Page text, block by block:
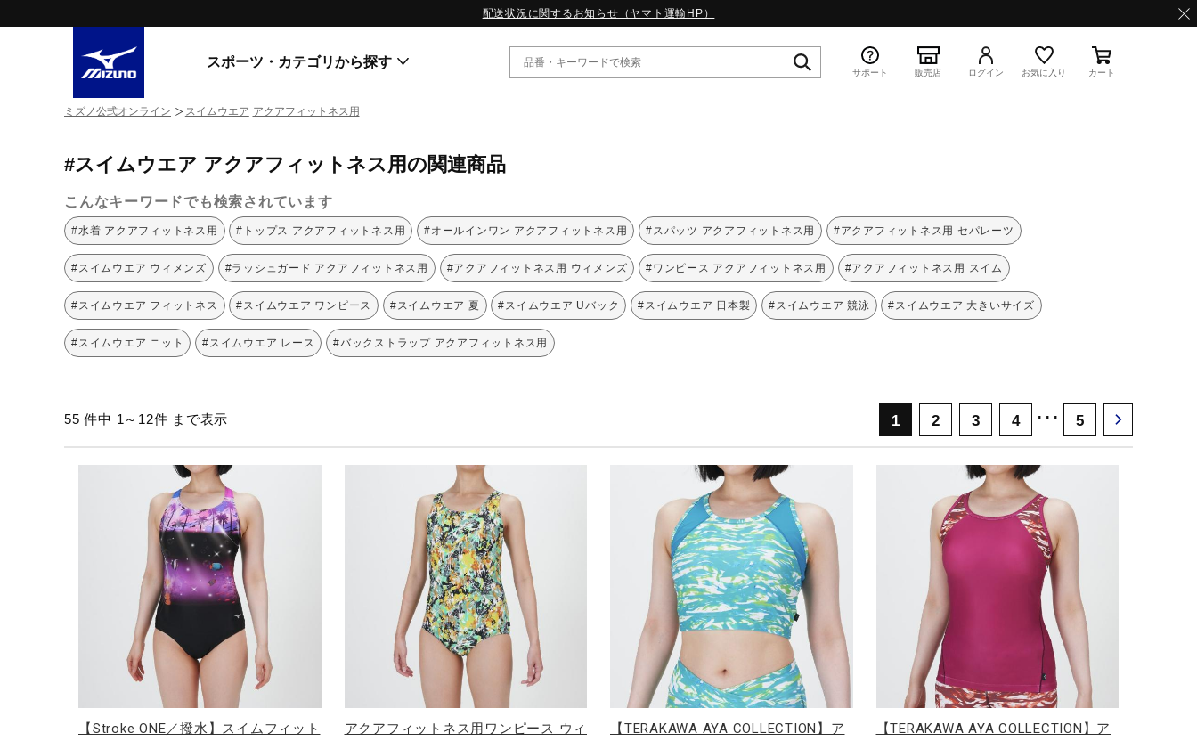
配送状況に関するお知らせ（ヤマト運輸HP）
スポーツ・カテゴリから探す
ライフスタイルウエア
ランニング
サッカー／フットサル
野球
スイム
テニス／ソフトテニス
ウィンタースポーツ
ワーキング
ウォーキングシューズ
ライフスタイルグッズ
WAVE PROPHECY
MORELIA LS
WAVE RIDER
MXR
ゴアテックス
コラボレーション
その他シリーズ
W.PROPHECY1｜特集
WP MAGIC MITA｜特集
WP STRAP｜特集
スペシャルカラーパック｜特集
WP STRAP 2｜特集
マーガレット・ハウエル｜特集
KICKS & ECHO｜特集
WAVE PROPHECY 13.2
サポート 販売店 ログイン お気に入り カート
ミズノ公式オンライン スイムウエア アクアフィットネス用
#スイムウエア アクアフィットネス用の関連商品
こんなキーワードでも検索されています
#水着 アクアフィットネス用 #トップス アクアフィットネス用 #オールインワン アクアフィットネス用 #スパッツ アクアフィットネス用 #アクアフィットネス用 セパレーツ
#スイムウエア ウィメンズ #ラッシュガード アクアフィットネス用 #アクアフィットネス用 ウィメンズ #ワンピース アクアフィットネス用 #アクアフィットネス用 スイム
#スイムウエア フィットネス #スイムウエア ワンピース #スイムウエア 夏 #スイムウエア Uバック #スイムウエア 日本製 #スイムウエア 競泳 #スイムウエア 大きいサイズ
#スイムウエア ニット #スイムウエア レース #バックストラップ アクアフィットネス用
55 件中 1～12件 まで表示 1 2 3 4 ･･･ 5
【Stroke ONE／撥水】スイムフィット
アクアフィットネス用ワンピース ウィ
【TERAKAWA AYA COLLECTION】ア
【TERAKAWA AYA COLLECTION】ア